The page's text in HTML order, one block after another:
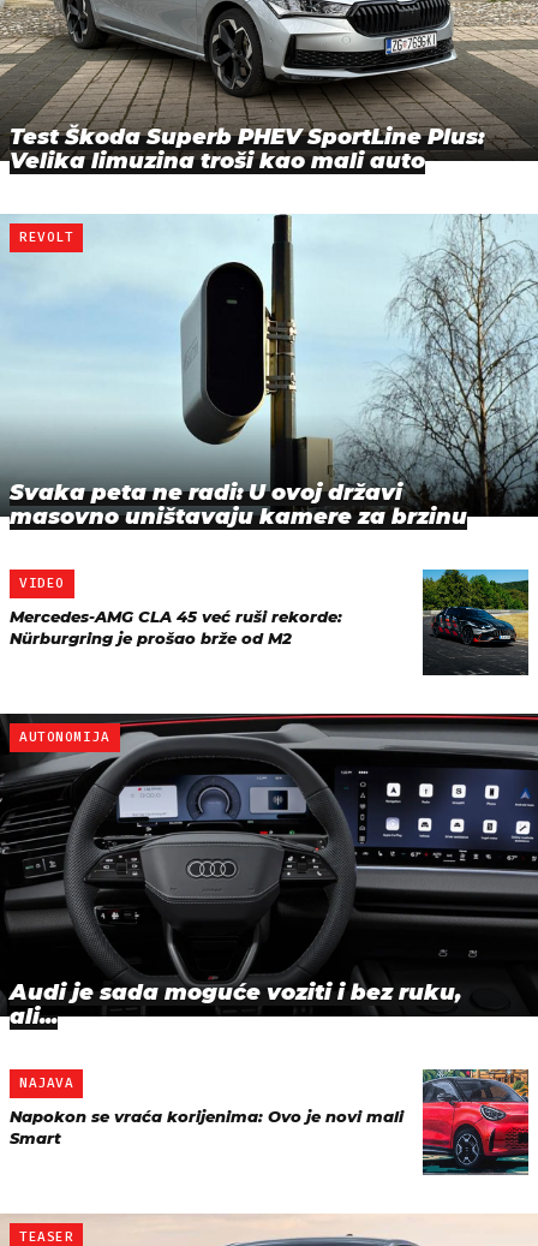
Test Škoda Superb PHEV SportLine Plus:
Velika limuzina troši kao mali auto
REVOLT
Svaka peta ne radi: U ovoj državi
masovno uništavaju kamere za brzinu
VIDEO
Mercedes-AMG CLA 45 već ruši rekorde:
Nürburgring je prošao brže od M2
AUTONOMIJA
Audi je sada moguće voziti i bez ruku,
ali...
NAJAVA
Napokon se vraća korijenima: Ovo je novi mali
Smart
TEASER